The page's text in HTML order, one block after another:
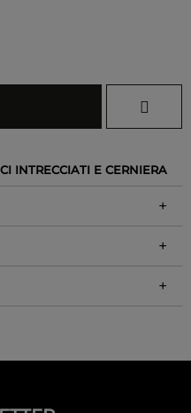
INTRECCIATI E CERNIERA
+
+
+